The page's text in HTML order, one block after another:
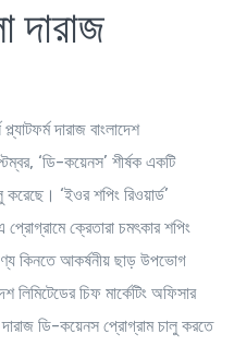
দারাজ
দারাজ বাংলাদেশ
‘ডি-কয়েনস’ শীর্ষক একটি
করেছে। ‘ইওর শপিং রিওয়ার্ড’
ক্রেতারা চমৎকার শপিং
কিনতে আকর্ষনীয় ছাড় উপভোগ
চিফ মার্কেটিং অফিসার
ডি-কয়েনস প্রোগ্রাম চালু করতে